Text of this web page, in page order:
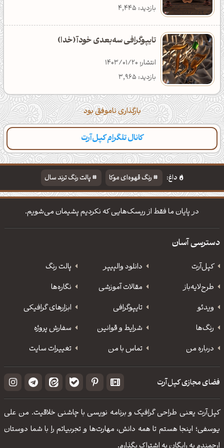
بازدید: 4,445
تایپوگرافی سه‌بعدی خودآ (خدا)
انتشار: 1403/01/20
بازدید: 3,965
بارگذاری ناموفق بود
کانال تلگرام کپل‌آرت
داغ: رنگ قهوه‌ای موکا
پالت رنگ ترند سال
دانلود والپیپر مذهبی
تایپوگرافی شعر مولانا
در پایان ما فقط از ریسک‌هایی که نکردیم پشیمان می‌شویم.
دسترسی آسان
کپل‌آرت دانلود‌ والپیپر
پالت رنگ
طرح‌لایه‌باز
مقالات آموزشی
نگاره‌ها
ویدئو
‌تایپوگرافی
ابزارهای گرافیکی
رنگ‌ها
شرایط و قوانین
سفارش پروژه
درباره من
تماس با من تغییرات سایت
فضای مجازی کپل‌آرت
کپل‌آرت یعنی طراحی گرافیک و برنامه نویسی با چاشنی خلاقیت. من علی
یوسفی؛ اینجا هستم تا همه دانش، مهارت‌‌ها و تجربیاتم را با شما دوستان